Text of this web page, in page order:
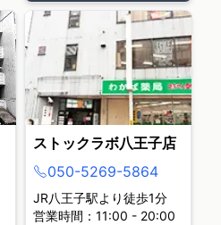
ストックラボ八王子店
050-5269-5864
JR八王子駅より徒歩1分
営業時間：11:00 - 20:00